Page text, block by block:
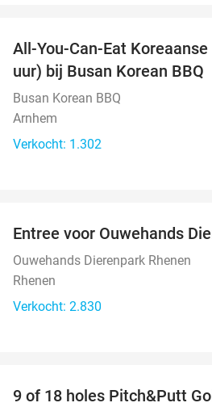
All-You-Can-Eat
uur) bij Busan Korean BBQ
Busan Korean BBQ
Arnhem
Verkocht: 1.302
Entree voor Ouwehands
Ouwehands Dierenpark Rhenen
Rhenen
Verkocht: 2.830
9 of 18 holes Pitch&Putt